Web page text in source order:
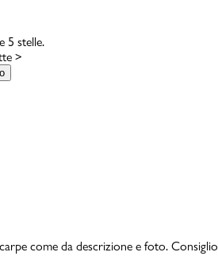
5 stelle.
>
come da descrizione e foto. Consiglio